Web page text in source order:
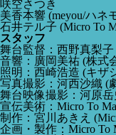
咲空さつき
美香本響 (meyou/ハネ
石井テル子 (Micro To
スタッフ
舞台監督：西野真梨子
音響：廣岡美祐 (株式
照明：西崎浩造 (キザ
写真撮影：河西沙織 (
舞台映像撮影：河原岳
宣伝美術：Micro To
制作：宮川あきえ
企画・製作：Micro To